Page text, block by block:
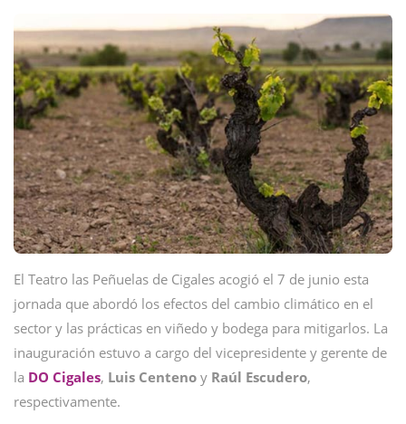
El Teatro las Peñuelas de Cigales acogió el 7 de junio esta
jornada que abordó los efectos del cambio climático en el
sector y las prácticas en viñedo y bodega para mitigarlos. La
inauguración estuvo a cargo del vicepresidente y gerente de
la DO Cigales, Luis Centeno y Raúl Escudero,
respectivamente.